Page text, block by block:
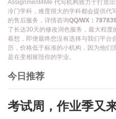
Assignment4Me 代写机构致力于打造
冷门学科，难度很大的学科都会提供代
的售后服务，详情咨询QQ/WX：
了长达30天的修改润色服务，最大程
着想，即便最终您没有选择与我们平台
历，价格低于标准的小机构，因为他们
是在变相摧毁你的学业。
今日推荐